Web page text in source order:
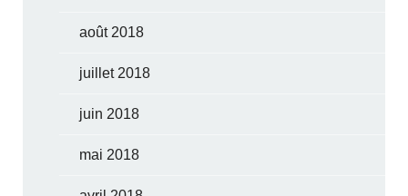
août 2018
juillet 2018
juin 2018
mai 2018